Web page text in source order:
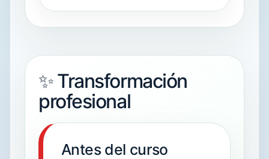
✨ Transformación
profesional
Antes del curso